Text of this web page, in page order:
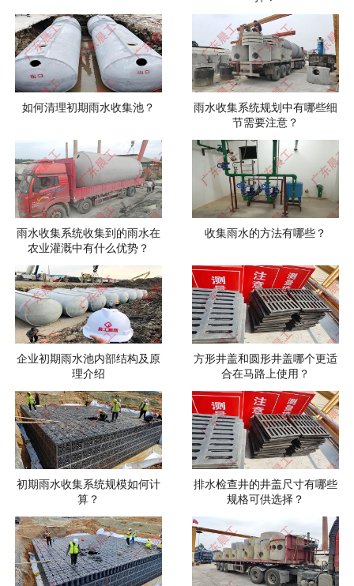
如何清理初期雨水收集池？
雨水收集系统规划中有哪些细
节需要注意？
雨水收集系统收集到的雨水在
农业灌溉中有什么优势？
收集雨水的方法有哪些？
企业初期雨水池内部结构及原
理介绍
方形井盖和圆形井盖哪个更适
合在马路上使用？
初期雨水收集系统规模如何计
算？
排水检查井的井盖尺寸有哪些
规格可供选择？